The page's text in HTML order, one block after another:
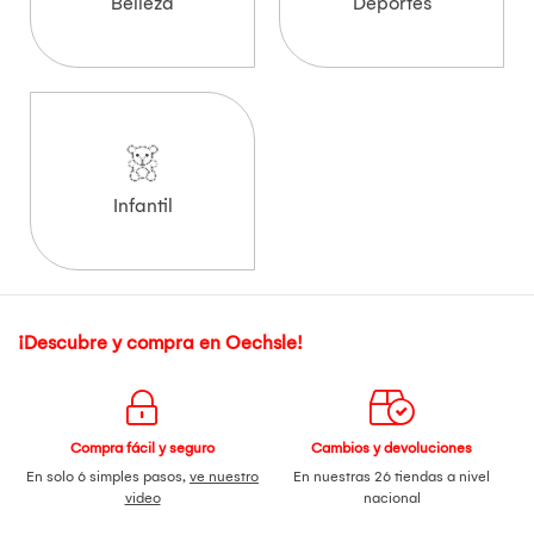
Infantil
¡Descubre y compra en Oechsle!
Compra fácil y seguro
En solo 6 simples pasos, ve nuestro
video
Cambios y devoluciones
En nuestras 26 tiendas a nivel
nacional